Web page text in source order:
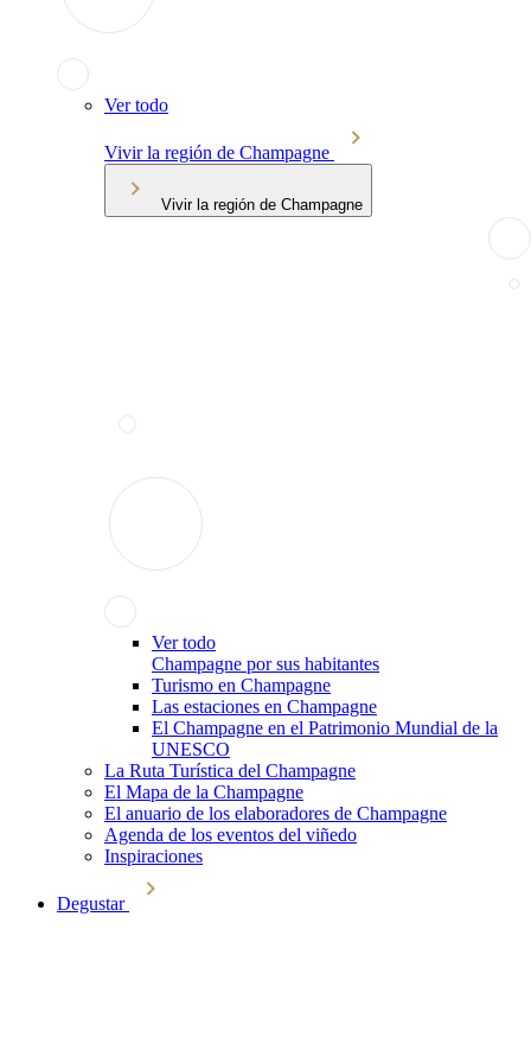
Ver todo
Vivir la región de Champagne
Vivir la región de Champagne
Ver todo
Champagne por sus habitantes
Turismo en Champagne
Las estaciones en Champagne
El Champagne en el Patrimonio Mundial de la
UNESCO
La Ruta Turística del Champagne
El Mapa de la Champagne
El anuario de los elaboradores de Champagne
Agenda de los eventos del viñedo
Inspiraciones
Degustar